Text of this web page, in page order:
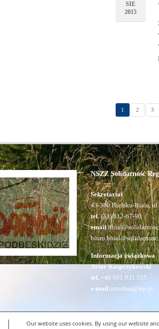
Our website uses cookies. By using our website
SIE
2015
1 2 3
NSZZ Solidarność
Sekretariat
43-300 Bielsko-Biała,
tel.(33) 812-67-90
email
Informacja związkowa
Artur Kasprzykowski
tel. +48 601 931 555
e-mail:arturkas@wp.pl